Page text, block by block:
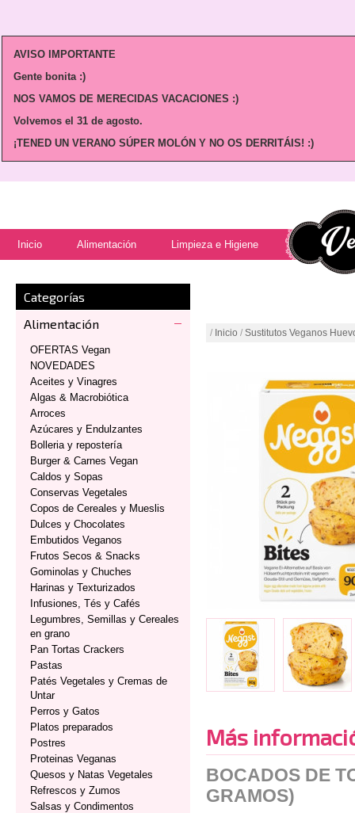
AVISO IMPORTANTE
Gente bonita :)
NOS VAMOS DE MERECIDAS VACACIONES :)
Volvemos el 31 de agosto.
¡TENED UN VERANO SÚPER MOLÓN Y NO OS DERRITÁIS! :)
Inicio Alimentación Limpieza e Higiene
Categorías
Alimentación
OFERTAS Vegan
NOVEDADES
Aceites y Vinagres
Algas & Macrobiótica
Arroces
Azúcares y Endulzantes
Bolleria y repostería
Burger & Carnes Vegan
Caldos y Sopas
Conservas Vegetales
Copos de Cereales y Mueslis
Dulces y Chocolates
Embutidos Veganos
Frutos Secos & Snacks
Gominolas y Chuches
Harinas y Texturizados
Infusiones, Tés y Cafés
Legumbres, Semillas y Cereales
en grano
Pan Tortas Crackers
Pastas
Patés Vegetales y Cremas de
Untar
Perros y Gatos
Platos preparados
Postres
Proteinas Veganas
Quesos y Natas Vegetales
Refrescos y Zumos
Salsas y Condimentos
/ Inicio / Sustitutos Veganos
Más
BOCADOS DE
GRAMOS)